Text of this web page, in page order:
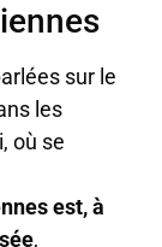
sur le
les
où se
est, à
,